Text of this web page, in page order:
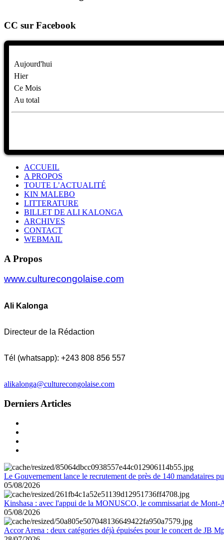
CC sur Facebook
Aujourd'hui
Hier
Ce Mois
Au total
ACCUEIL
A PROPOS
TOUTE L’ACTUALITÉ
KIN MALEBO
LITTERATURE
BILLET DE ALI KALONGA
ARCHIVES
CONTACT
WEBMAIL
A Propos
www.culturecongolaise.com
Ali Kalonga
Directeur de la Rédaction
Tél (whatsapp): +243 808 856 557
alikalonga@culturecongolaise.com
Derniers Articles
Le Gouvernement lance le recrutement de près de 140 mandataires
05/08/2026
Kinshasa : avec l'appui de la MONUSCO, le commissariat de Mont-
05/08/2026
Accor Arena : deux catégories déjà épuisées pour le concert de JB